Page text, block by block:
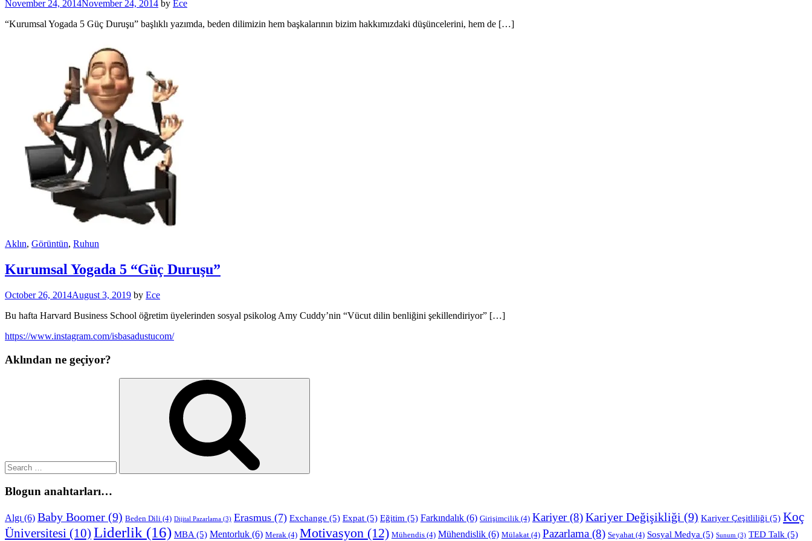
November 24, 2014November 24, 2014 by Ece
“Kurumsal Yogada 5 Güç Duruşu” başlıklı yazımda, beden dilimizin hem başkalarının bizim hakkımızdaki düşüncelerini, hem de […]
Aklın, Görüntün, Ruhun
Kurumsal Yogada 5 “Güç Duruşu”
October 26, 2014August 3, 2019 by Ece
Bu hafta Harvard Business School öğretim üyelerinden sosyal psikolog Amy Cuddy’nin “Vücut dilin benliğini şekillendiriyor” […]
https://www.instagram.com/isbasadustucom/
Aklından ne geçiyor?
Blogun anahtarları…
Algı (6) Baby Boomer (9) Beden Dili (4) Dijital Pazarlama (3) Erasmus (7) Exchange (5) Expat (5) Eğitim (5) Farkındalık (6) Girişimcilik (4) Kariyer(8)Kariyer Değişikliği (9) Kariyer Çeşitliliği (5) Koç
Üniversitesi (10) Liderlik (16) MBA (5) Mentorluk (6) Merak (4) Motivasyon (12) Mühendis (4) Mühendislik (6) Mülakat (4) Pazarlama (8) Seyahat (4) Sosyal Medya (5) Sunum (3) TED Talk (5)